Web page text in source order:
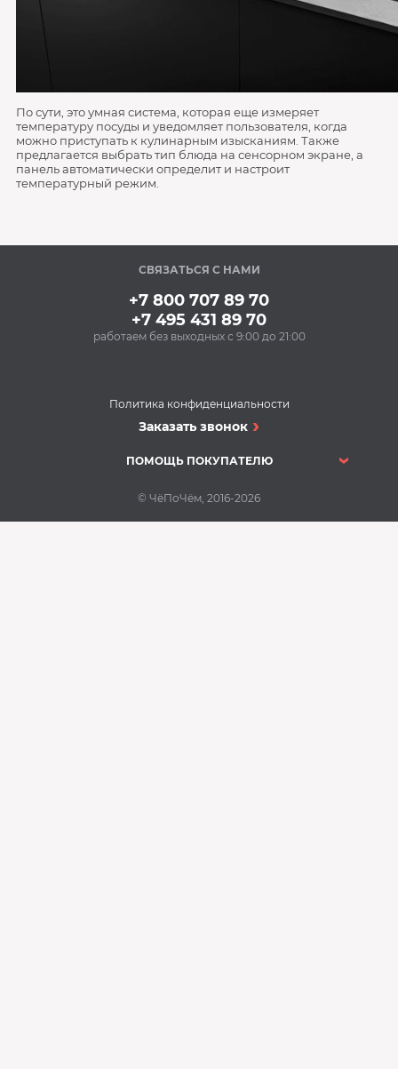
По сути, это умная система, которая еще измеряет
температуру посуды и уведомляет пользователя, когда
можно приступать к кулинарным изысканиям. Также
предлагается выбрать тип блюда на сенсорном экране, а
панель автоматически определит и настроит
температурный режим.
СВЯЗАТЬСЯ С НАМИ
+7 800 707 89 70
+7 495 431 89 70
работаем без выходных с 9:00 до 21:00
Политика конфиденциальности
Заказать звонок
ПОМОЩЬ ПОКУПАТЕЛЮ
© ЧёПоЧём, 2016-2026